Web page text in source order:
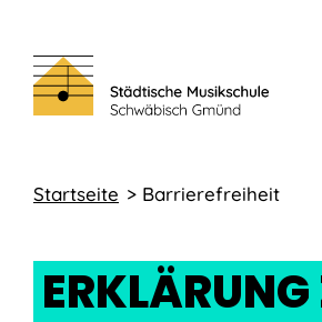
Startseite Barrierefreiheit
ERKLÄRUNG